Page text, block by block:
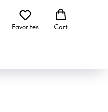
Favorites Cart